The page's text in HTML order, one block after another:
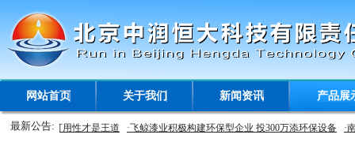
网站首页 关于我们 新闻资讯 产品展
最新公告:
域:图像可用性才是王道 ·飞鲸漆业积极构建环保型企业 投300万添环保设备 ·南